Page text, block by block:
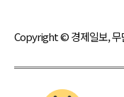
Copyright © 경제일보, 무